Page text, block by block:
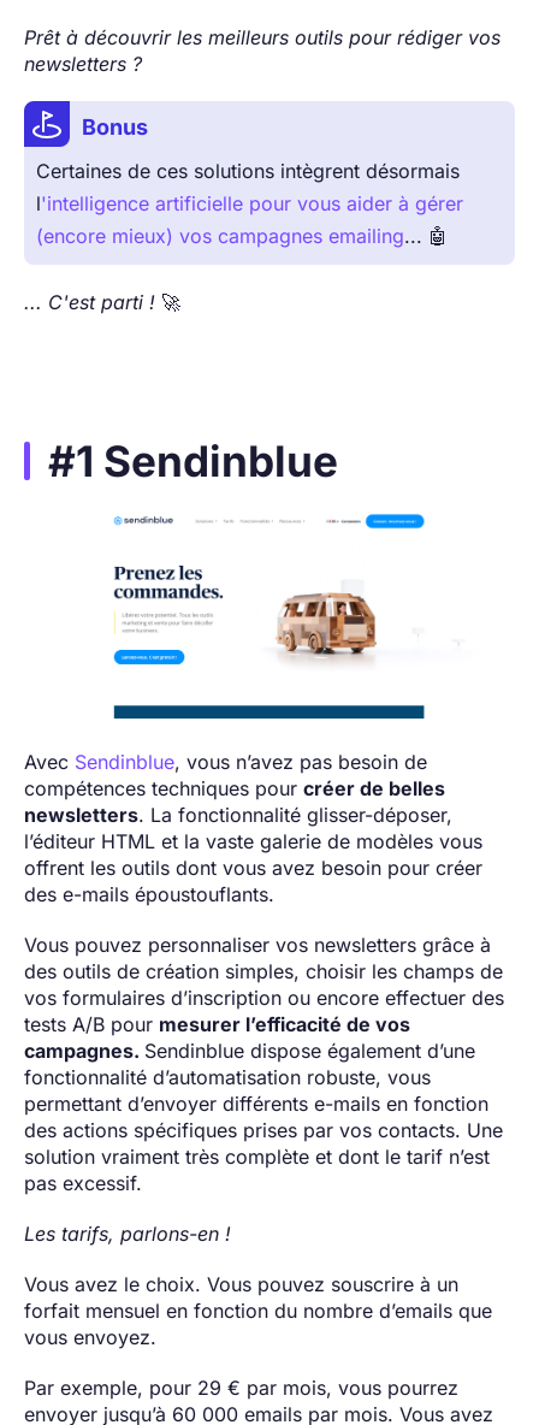
Prêt à découvrir les meilleurs outils pour rédiger vos
newsletters ?
Bonus
Certaines de ces solutions intègrent désormais
l'intelligence artificielle pour vous aider à gérer
(encore mieux) vos campagnes emailing... 🤖
... C'est parti ! 🚀
#1 Sendinblue
Avec Sendinblue, vous n’avez pas besoin de
compétences techniques pour créer de belles
newsletters. La fonctionnalité glisser-déposer,
l’éditeur HTML et la vaste galerie de modèles vous
offrent les outils dont vous avez besoin pour créer
des e-mails époustouflants.
Vous pouvez personnaliser vos newsletters grâce à
des outils de création simples, choisir les champs de
vos formulaires d’inscription ou encore effectuer des
tests A/B pour mesurer l’efficacité de vos
campagnes. Sendinblue dispose également d’une
fonctionnalité d’automatisation robuste, vous
permettant d’envoyer différents e-mails en fonction
des actions spécifiques prises par vos contacts. Une
solution vraiment très complète et dont le tarif n’est
pas excessif.
Les tarifs, parlons-en !
Vous avez le choix. Vous pouvez souscrire à un
forfait mensuel en fonction du nombre d’emails que
vous envoyez.
Par exemple, pour 29 € par mois, vous pourrez
envoyer jusqu’à 60 000 emails par mois. Vous avez